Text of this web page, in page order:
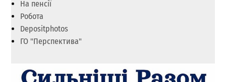
На пенсії
Робота
Depositphotos
ГО "Перспектива"